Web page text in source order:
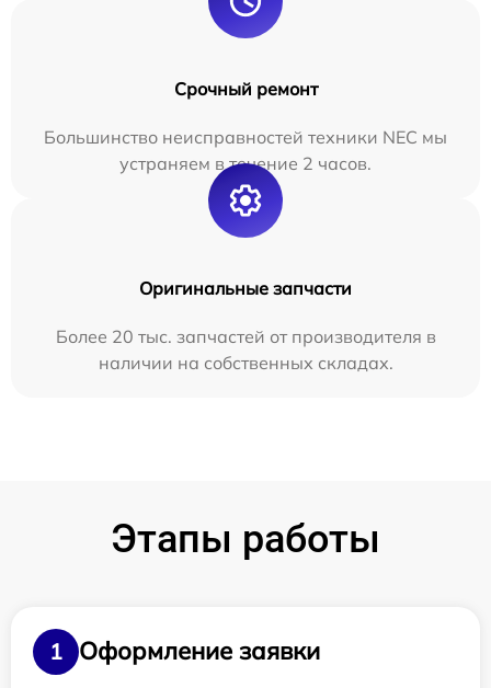
Срочный ремонт
Большинство неисправностей техники NEC мы
устраняем в течение 2 часов.
Оригинальные запчасти
Более 20 тыс. запчастей от производителя в
наличии на собственных складах.
Этапы работы
1
Оформление заявки